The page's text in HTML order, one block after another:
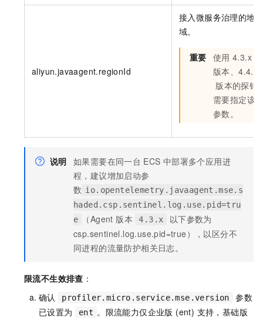
aliyun.javaagent.regionId
接入微服务治理的地
域。
重要 使用 4.3.x
版本、4.4.x
版本的探针
需要指定该
参数。
说明 如果需要在同一台 ECS 中部署多个应用进
程，建议增加启动参
数 io.opentelemetry.javaagent.mse.s
haded.csp.sentinel.log.use.pid=tru
e
（Agent 版本 4.3.x
以下参数为
csp.sentinel.log.use.pid=true），以区分不
同进程的流量防护相关日志。
限流不生效排查 ：
确认
profiler.micro.service.mse.version
参数
已设置为
ent 。限流能力仅企业版 (ent) 支持，基础版